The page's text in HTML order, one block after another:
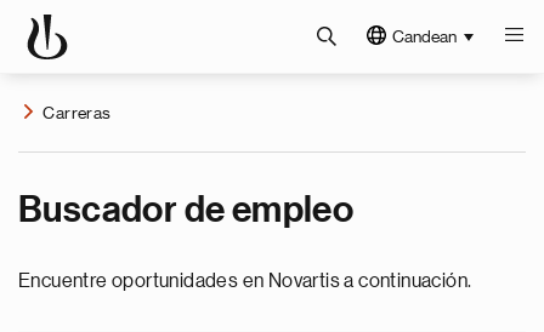
Candean
Carreras
Buscador de empleo
Encuentre oportunidades en Novartis a continuación.